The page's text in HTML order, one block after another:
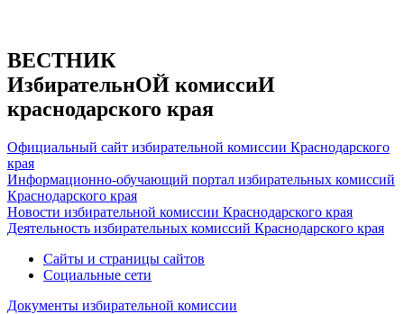
ВЕСТНИК
ИзбирательнОЙ комиссиИ
краснодарского края
Официальный сайт избирательной комиссии Краснодарского
края
Информационно-обучающий портал избирательных комиссий
Краснодарского края
Новости избирательной комиссии Краснодарского края
Деятельность избирательных комиссий Краснодарского края
Сайты и страницы сайтов
Социальные сети
Документы избирательной комиссии